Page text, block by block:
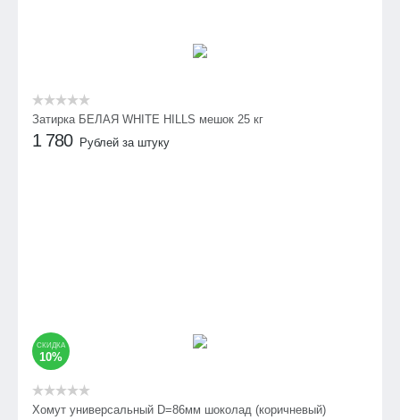
Затирка БЕЛАЯ WHITE HILLS мешок 25 кг
1 780 Рублей за штуку
СКИДКА
10%
Хомут универсальный D=86мм шоколад (коричневый)